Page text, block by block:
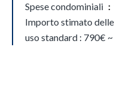
Spese condominiali
Importo stimato delle
uso standard : 790€